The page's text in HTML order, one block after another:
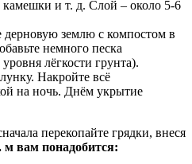
и т. д. Слой – около 5-6
землю с компостом в
немного песка
лёгкости грунта).
Накройте всё
на ночь. Днём укрытие
перекопайте грядки, внеся
м вам понадобится: